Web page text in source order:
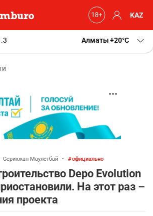
KAZ
Алматы+20 C
Серикжан Маулетбай • официально
Depo Evolution
На этот раз –
проекта